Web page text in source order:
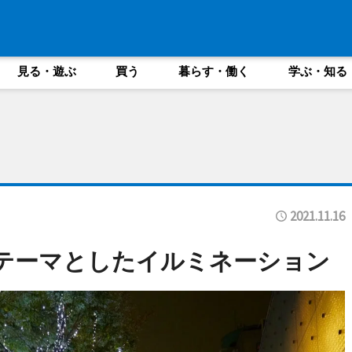
見る・遊ぶ 買う 暮らす・働く 学ぶ・知る
2021.11.16
ーマとしたイルミネーション